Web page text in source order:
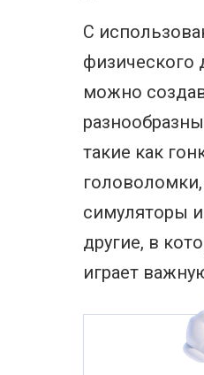
С
физического
можно
такие как
симуляторы
другие, в
играет